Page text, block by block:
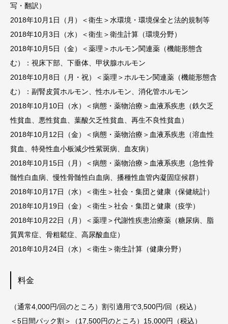
写・翻訳）
2018年10月1日（月）
＜衛生＞水環境・環境保全と法的規制等
2018年10月3日（水）
＜衛生＞衛生計算（環境分野）
2018年10月5日（金）＜薬理＞ホルモン関連薬（機能形態含
む）：視床下部、下垂体、甲状腺ホルモン
2018年10月8日（月・祝）＜薬理＞ホルモン関連薬（機能形態含
む）：副腎皮質ホルモン、性ホルモン、消化管ホルモン
2018年10月10日（水）＜病態・薬物治療＞血液系疾患（鉄欠乏
性貧血、悪性貧血、葉酸欠乏性貧血、再生不良性貧血）
2018年10月12日（金）＜病態・薬物治療＞血液系疾患（溶血性
貧血、特発性血小板減少性紫斑病、血友病）
2018年10月15日（月）＜病態・薬物治療＞血液系疾患（急性骨
髄性白血病、慢性骨髄性白血病、播種性血管内凝固症候群）
2018年10月17日（水）＜衛生＞社会・集団と健康（保健統計）
2018年10月19日（金）
＜衛生＞社会・集団と健康（疫学）
2018年10月22日（月）＜薬理＞代謝性疾患治療薬（糖尿病、脂
質異常症、骨粗鬆症、高尿酸血症）
2018年10月24日（水）
＜衛生＞衛生計算（健康分野）
料金
（通常4,000円/回のところ）割引適用で3,500円/回（税込）
＜5日間パック割＞（17,500円のところ）15,000円（税込）